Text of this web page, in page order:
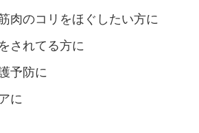
肉のコリをほぐしたい方に
されてる方に
予防に
に